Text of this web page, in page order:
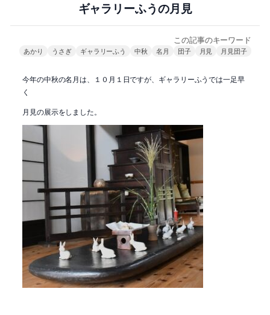
ギャラリーふうの月見
この記事のキーワード
あかり うさぎ ギャラリーふう 中秋 名月 団子 月見 月見団子
今年の中秋の名月は、１０月１日ですが、ギャラリーふうでは一足早
く
月見の展示をしました。